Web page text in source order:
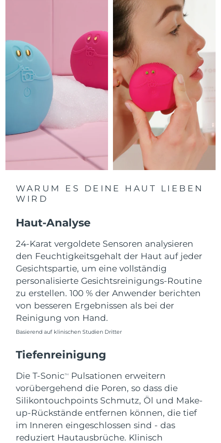
WARUM ES DEINE HAUT LIEBEN
WIRD
Haut-Analyse
24-Karat vergoldete Sensoren analysieren
den Feuchtigkeitsgehalt der Haut auf jeder
Gesichtspartie, um eine vollständig
personalisierte Gesichtsreinigungs-Routine
zu erstellen. 100 % der Anwender berichten
von besseren Ergebnissen als bei der
Reinigung von Hand.
Basierend auf klinischen Studien Dritter
Tiefenreinigung
Die T-SonicTM
Pulsationen erweitern
vorübergehend die Poren, so dass die
Silikontouchpoints Schmutz, Öl und Make-
up-Rückstände entfernen können, die tief
im Inneren eingeschlossen sind - das
reduziert Hautausbrüche. Klinisch
12/08/2026
Erwartete Lieferung
14/08/2026
Italien
Erwartete Lieferung
10/08/2026
Japan
Erwartete Lieferung
13/08/2026
Erwartete Lieferung
15/08/2026
Erwartete Lieferung
12/08/2026
Libanon
11/08/2026
Litauen
Erwartete Lieferung
Luxemburg
Erwartete Lieferung
Sonderverwaltungsregion
Macau
Malaysia
Malta
Erwartete Lieferung
Mexiko
Erwartete Lieferung
14/08/2026